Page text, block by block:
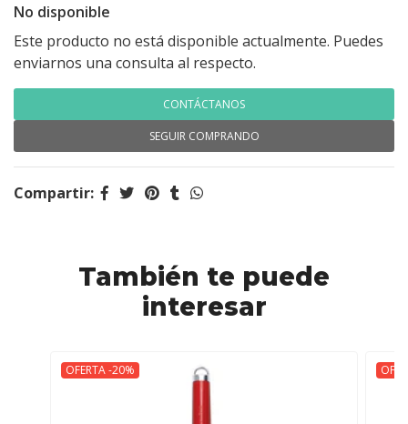
No disponible
Este producto no está disponible actualmente. Puedes
enviarnos una consulta al respecto.
CONTÁCTANOS
SEGUIR COMPRANDO
Compartir:
También te puede
interesar
OFERTA -20%